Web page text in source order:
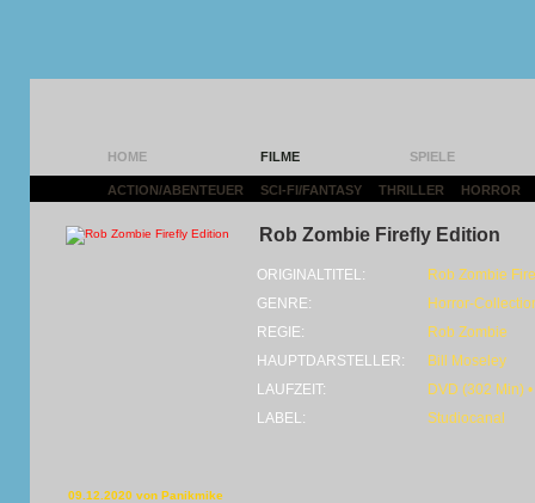
HOME FILME SPIELE
ACTION/ABENTEUER SCI-FI/FANTASY THRILLER HORROR
Rob Zombie Firefly Edition
ORIGINALTITEL:
Rob Zombie
GENRE:
Horror-
REGIE:
Rob Zombie
HAUPTDARSTELLER:
Bill Moseley
LAUFZEIT:
DVD (302 Min)
LABEL:
Studiocanal
09.12.2020 von Panikmike